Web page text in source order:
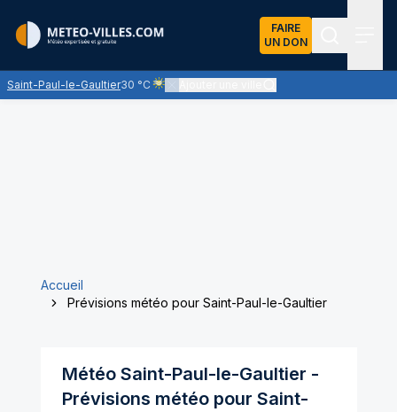
FAIRE
UN DON
Saint-Paul-le-Gaultier30 °C
Ciel voilé par des nuages d'altitude, ternissant
Accueil
Prévisions météo pour Saint-Paul-le-Gaultier
Météo Saint-Paul-le-Gaultier -
Prévisions météo pour Saint-